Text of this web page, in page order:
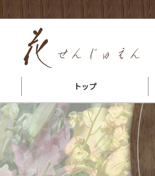
トップ
花束ができるまで
会社概要・地図